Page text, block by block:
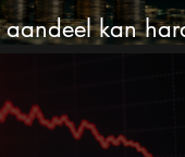
kan hard
niemand kijkt